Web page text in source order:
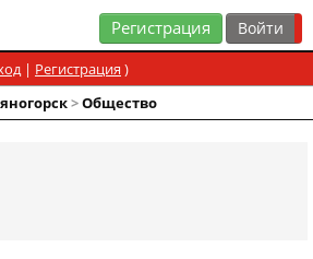
Регистрация
| Регистрация )
>Общество